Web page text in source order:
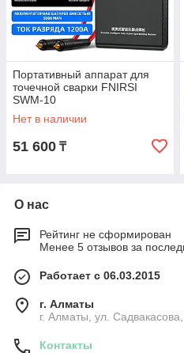
Портативный аппарат для
точечной сварки FNIRSI
SWM-10
Нет в наличии
51 600 ₸
О нас
Рейтинг не сформирован
Менее 5 отзывов за
Работает с 06.03.2015
г. Алматы
г. Алматы, ул.
Контакты